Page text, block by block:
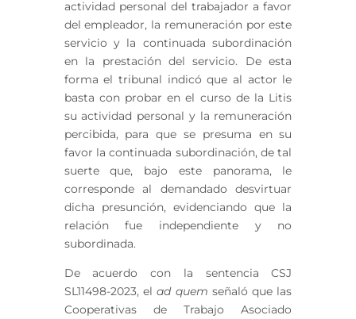
actividad personal del trabajador a favor
del empleador, la remuneración por este
servicio y la continuada subordinación
en la prestación del servicio. De esta
forma el tribunal indicó que al actor le
basta con probar en el curso de la Litis
su actividad personal y la remuneración
percibida, para que se presuma en su
favor la continuada subordinación, de tal
suerte que, bajo este panorama, le
corresponde al demandado desvirtuar
dicha presunción, evidenciando que la
relación fue independiente y no
subordinada.
De acuerdo con la sentencia CSJ
SL11498-2023, elad quem señaló que las
Cooperativas de Trabajo Asociado